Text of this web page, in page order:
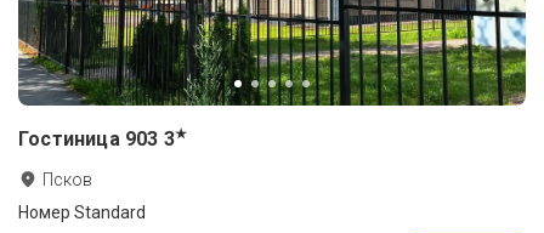
Гостиница 903 3★
Псков
Номер Standard